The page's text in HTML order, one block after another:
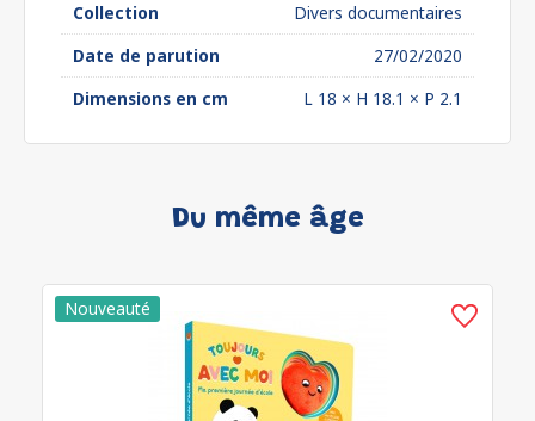
Collection
Divers documentaires
Date de parution
27/02/2020
Dimensions en cm
L 18 × H 18.1 × P 2.1
Du même âge